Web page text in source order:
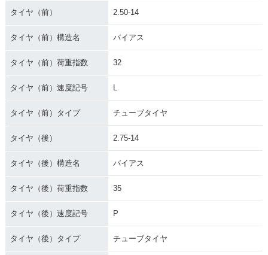
タイヤ（前） 2.50-14
タイヤ（前）構造名 バイアス
タイヤ（前）荷重指数 32
タイヤ（前）速度記号 L
タイヤ（前）タイプ チューブタイヤ
タイヤ（後） 2.75-14
タイヤ（後）構造名 バイアス
タイヤ（後）荷重指数 35
タイヤ（後）速度記号 P
タイヤ（後）タイプ チューブタイヤ